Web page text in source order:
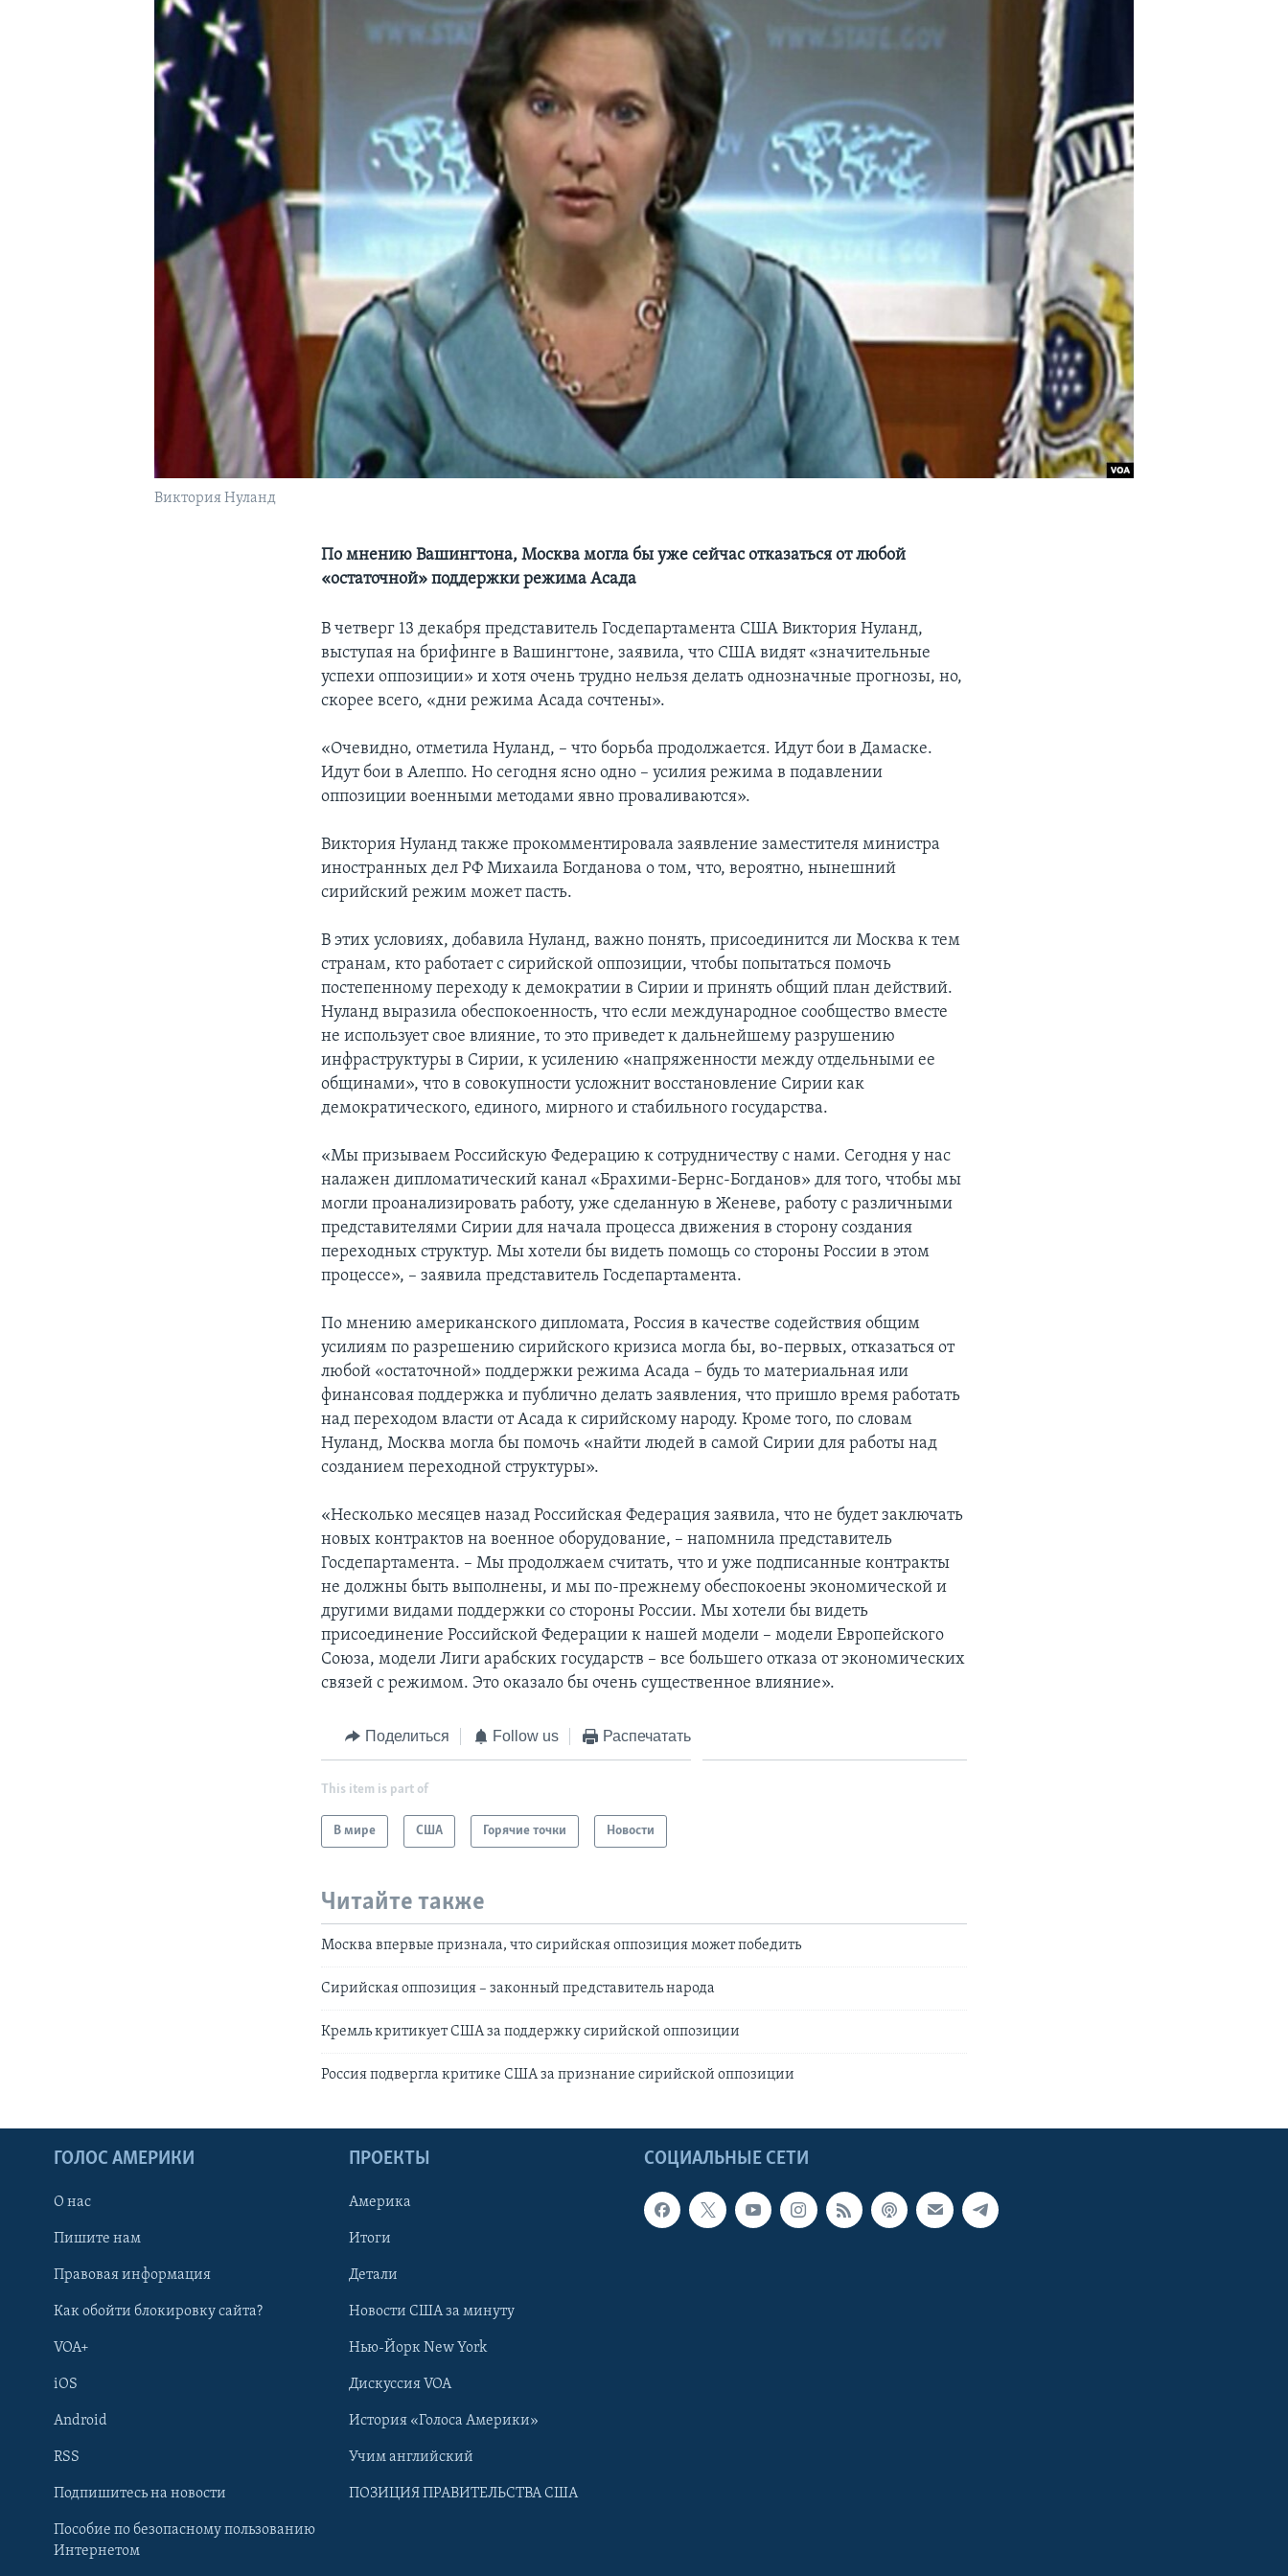
Learning English
Виктория Нуланд
По мнению Вашингтона, Москва могла бы уже сейчас отказаться от любой
«остаточной» поддержки режима Асада
В четверг 13 декабря представитель Госдепартамента США Виктория Нуланд,
выступая на брифинге в Вашингтоне, заявила, что США видят «значительные
успехи оппозиции» и хотя очень трудно нельзя делать однозначные прогнозы, но,
скорее всего, «дни режима Асада сочтены».
«Очевидно, отметила Нуланд, – что борьба продолжается. Идут бои в Дамаске.
Идут бои в Алеппо. Но сегодня ясно одно – усилия режима в подавлении
оппозиции военными методами явно проваливаются».
Виктория Нуланд также прокомментировала заявление заместителя министра
иностранных дел РФ Михаила Богданова о том, что, вероятно, нынешний
сирийский режим может пасть.
В этих условиях, добавила Нуланд, важно понять, присоединится ли Москва к тем
странам, кто работает с сирийской оппозиции, чтобы попытаться помочь
постепенному переходу к демократии в Сирии и принять общий план действий.
Нуланд выразила обеспокоенность, что если международное сообщество вместе
не использует свое влияние, то это приведет к дальнейшему разрушению
инфраструктуры в Сирии, к усилению «напряженности между отдельными ее
общинами», что в совокупности усложнит восстановление Сирии как
демократического, единого, мирного и стабильного государства.
«Мы призываем Российскую Федерацию к сотрудничеству с нами. Сегодня у нас
налажен дипломатический канал «Брахими-Бернс-Богданов» для того, чтобы мы
могли проанализировать работу, уже сделанную в Женеве, работу с различными
представителями Сирии для начала процесса движения в сторону создания
переходных структур. Мы хотели бы видеть помощь со стороны России в этом
процессе», – заявила представитель Госдепартамента.
По мнению американского дипломата, Россия в качестве содействия общим
усилиям по разрешению сирийского кризиса могла бы, во-первых, отказаться от
любой «остаточной» поддержки режима Асада – будь то материальная или
финансовая поддержка и публично делать заявления, что пришло время работать
над переходом власти от Асада к сирийскому народу. Кроме того, по словам
Нуланд, Москва могла бы помочь «найти людей в самой Сирии для работы над
созданием переходной структуры».
«Несколько месяцев назад Российская Федерация заявила, что не будет заключать
новых контрактов на военное оборудование, – напомнила представитель
Госдепартамента. – Мы продолжаем считать, что и уже подписанные контракты
не должны быть выполнены, и мы по-прежнему обеспокоены экономической и
другими видами поддержки со стороны России. Мы хотели бы видеть
присоединение Российской Федерации к нашей модели – модели Европейского
Союза, модели Лиги арабских государств – все большего отказа от экономических
связей с режимом. Это оказало бы очень существенное влияние».
Поделиться Follow us Распечатать
This item is part of
В мире США Горячие точки Новости
Читайте также
Москва впервые признала, что сирийская оппозиция может победить
Сирийская оппозиция – законный представитель народа
Кремль критикует США за поддержку сирийской оппозиции
Россия подвергла критике США за признание сирийской оппозиции
СОЦИАЛЬНЫЕ СЕТИ
ГОЛОС АМЕРИКИ
О нас
Пишите нам
Правовая информация
Как обойти блокировку сайта?
VOA+
iOS
Android
RSS
Подпишитесь на новости
Пособие по безопасному пользованию
Интернетом
ПРОЕКТЫ
Америка
Итоги
Детали
Новости США за минуту
Нью-Йорк New York
Дискуссия VOA
История «Голоса Америки»
Учим английский
ПОЗИЦИЯ ПРАВИТЕЛЬСТВА США